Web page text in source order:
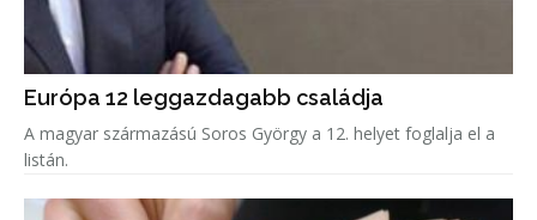
Európa 12 leggazdagabb családja
A magyar származású Soros György a 12. helyet foglalja el a
listán.